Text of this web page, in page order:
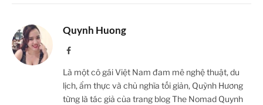
Quynh Huong
Facebook
Là một cô gái Việt Nam đam mê nghệ thuật, du
lịch, ẩm thực và chủ nghĩa tối giản, Quỳnh Hương
từng là tác giả của trang blog The Nomad Quynh